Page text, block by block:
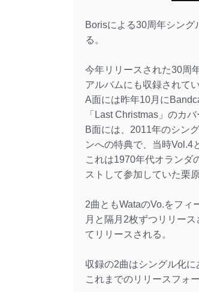
Borisによる30周年シン
る。
今年リリースされた30周
アルバムにも収録されて
A面には昨年10月に
「Last Christmas」のカバ
B面には、2011年のシン
ンへの特典で、当時Vol.4
これは1970年代オランダ
ストして参加していた栗
2曲ともWataのVo.をフィ
月と隔月2枚ずつリリー
てリリースされる。
収録の2曲はシングル化に
これまでのリリースフォ